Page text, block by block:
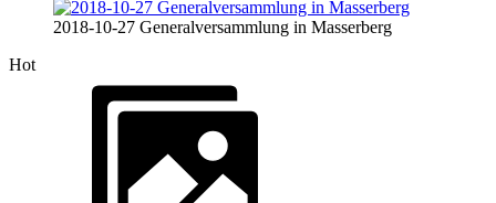
2018-10-27 Generalversammlung in Masserberg
Hot